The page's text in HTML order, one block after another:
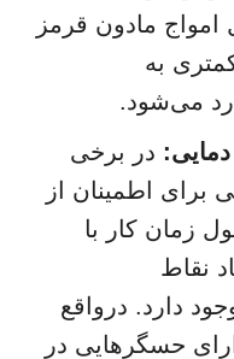
مادون قرمز
به
می‌شود.
در برخی
برای اطمینان از
زمان کار با
نقاط
دارد. درواقع
حسگرهایی در